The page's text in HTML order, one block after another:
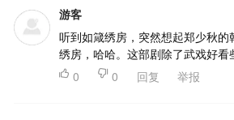
游客
听到如箴绣房，突然想起郑少秋的
绣房，哈哈。这部剧除了武戏好看
 0  0 回复 举报